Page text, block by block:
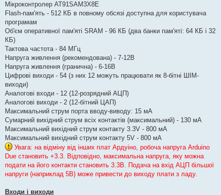
Мікроконтролер AT91SAM3X8E
Flash-пам'ять - 512 КБ в повному обсязі доступна для користувача
програмам
Об'єм оперативної пам'яті SRAM - 96 КБ (два банки пам'яті: 64 КБ і 32
КБ)
Тактова частота - 84 МГц
Напруга живлення (рекомендована) - 7-12В
Напруга живлення (гранична) - 6-16В
Цифрові виходи - 54 (з них 12 можуть працювати як 8-бітні ШІМ-
виходи)
Аналогові входи - 12 (12-розрядний АЦП)
Аналогові виходи - 2 (12-бітний ЦАП)
Максимальний струм порта вводу-виводу: 15 мА
Сумарний вихідний струм всіх контактів (максимальний) - 130 мА
Максимальний вихідний струм контакту 3.3V - 800 мА
Максимальний вихідний струм контакту 5V - 800 мА
Увага: на відміну від інших плат Ардуіно, робоча напруга Arduino
Due становить +3.3. Відповідно, максимальна напруга, яку можна
подати на його контакти становить 3.3В. Подача на вхід АЦП більшої
напруги (наприклад 5В) може привести до виходу плати з ладу.
Входи і виходи